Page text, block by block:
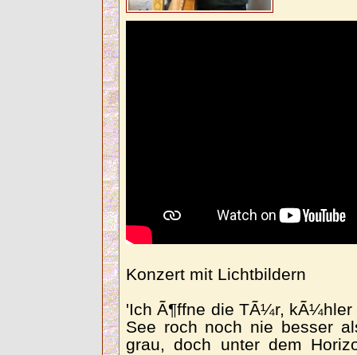
Konzert mit Lichtbildern
'Ich Ã¶ffne die TÃ¼r,
See roch noch nie besser
grau, doch unter dem